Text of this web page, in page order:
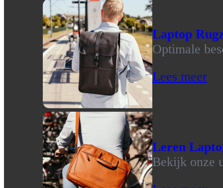
Laptop
Optimale
Lees meer
Leren
Bekijk onze